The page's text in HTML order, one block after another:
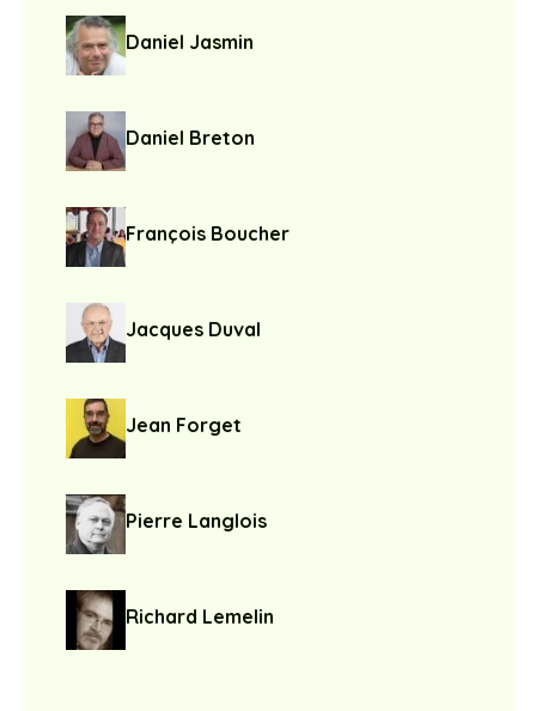
Daniel Jasmin
Daniel Breton
François Boucher
Jacques Duval
Jean Forget
Pierre Langlois
Richard Lemelin